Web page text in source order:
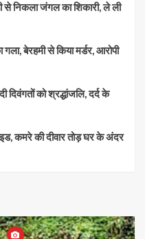
से निकला जंगल का शिकारी, ले ली
बेरहमी से किया मर्डर, आरोपी
दिवंगतों को श्रद्धांजलि, दर्द के
कमरे की दीवार तोड़ घर के अंदर